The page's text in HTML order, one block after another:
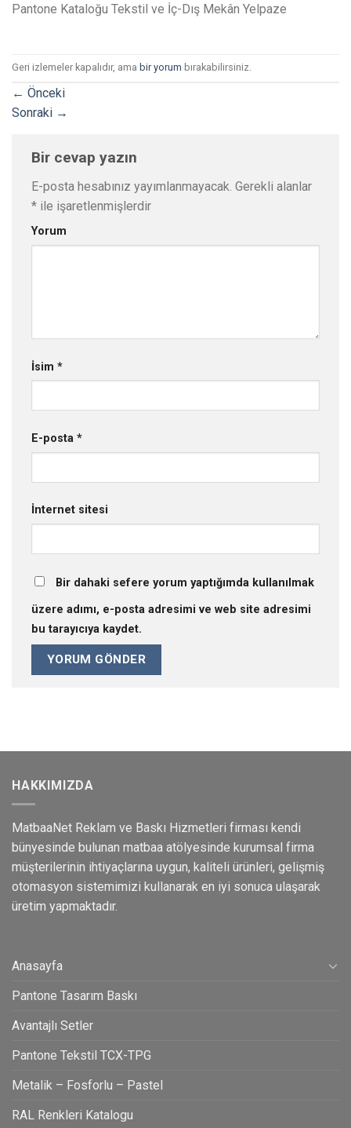
Pantone Kataloğu Tekstil ve İç-Dış Mekân Yelpaze
Geri izlemeler kapalıdır, ama bir yorum bırakabilirsiniz.
← Önceki
Sonraki →
Bir cevap yazın
E-posta hesabınız yayımlanmayacak. Gerekli alanlar
* ile işaretlenmişlerdir
Yorum
İsim *
E-posta *
İnternet sitesi
Bir dahaki sefere yorum yaptığımda kullanılmak
üzere adımı, e-posta adresimi ve web site adresimi
bu tarayıcıya kaydet.
HAKKIMIZDA
MatbaaNet Reklam ve Baskı Hizmetleri firması kendi
bünyesinde bulunan matbaa atölyesinde kurumsal firma
müşterilerinin ihtiyaçlarına uygun, kaliteli ürünleri, gelişmiş
otomasyon sistemimizi kullanarak en iyi sonuca ulaşarak
üretim yapmaktadır.
Anasayfa
Pantone Tasarım Baskı
Avantajlı Setler
Pantone Tekstil TCX-TPG
Metalik – Fosforlu – Pastel
RAL Renkleri Katalogu